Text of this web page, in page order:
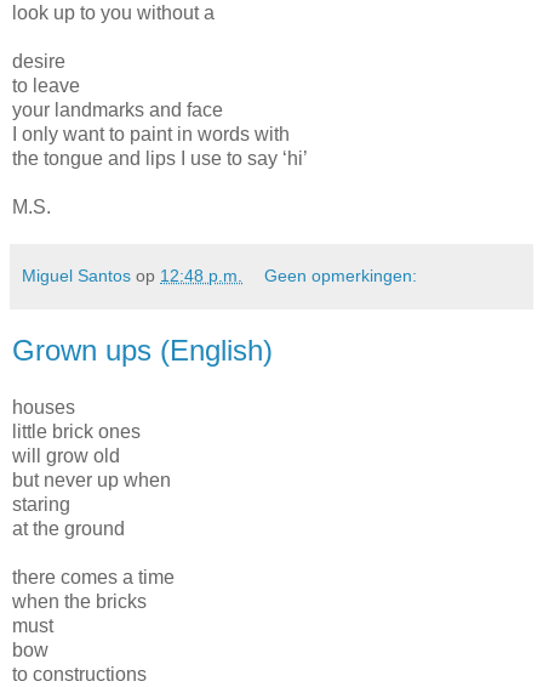
look up to you without a
desire
to leave
your landmarks and face
I only want to paint in words with
the tongue and lips I use to say ‘hi’
M.S.
Miguel Santos op 12:48 p.m. Geen opmerkingen:
Grown ups (English)
houses
little brick ones
will grow old
but never up when
staring
at the ground
there comes a time
when the bricks
must
bow
to constructions